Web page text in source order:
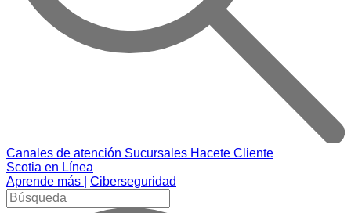
Canales de atención Sucursales Hacete Cliente
Scotia en Línea
Aprende más |
Ciberseguridad